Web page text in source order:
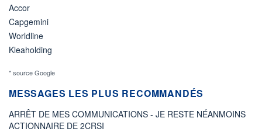
Accor
Capgemini
Worldline
Kleaholding
* source Google
MESSAGES LES PLUS RECOMMANDÉS
ARRÊT DE MES COMMUNICATIONS - JE RESTE NÉANMOINS
ACTIONNAIRE DE 2CRSI